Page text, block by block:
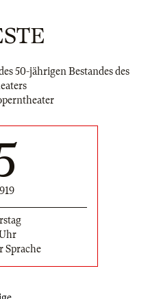
50-jährigen Bestandes des
Sprache